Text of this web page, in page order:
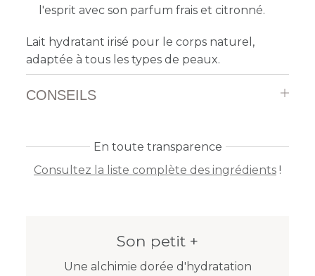
l'esprit avec son parfum frais et citronné.
Lait hydratant irisé pour le corps naturel,
adaptée à tous les types de peaux.
CONSEILS
En toute transparence
Consultez la liste complète des ingrédients !
Son petit +
Une alchimie dorée d'hydratation